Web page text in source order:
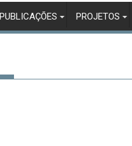
PUBLICAÇÕES PROJETOS